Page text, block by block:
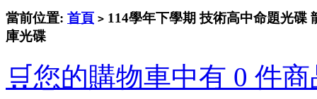
當前位置: 首頁 > 114學年下學期 技術高中命題光碟
庫光碟
🛒您的購物車中有 0 件